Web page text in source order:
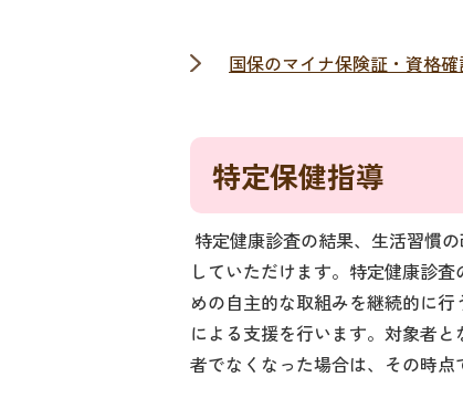
国保のマイナ保険証・資格
特定保健指導
特定健康診査の結果、生活習慣
していただけます。特定健康診
めの自主的な取組みを継続的に
による支援を行います。対象者
者でなくなった場合は、その時点